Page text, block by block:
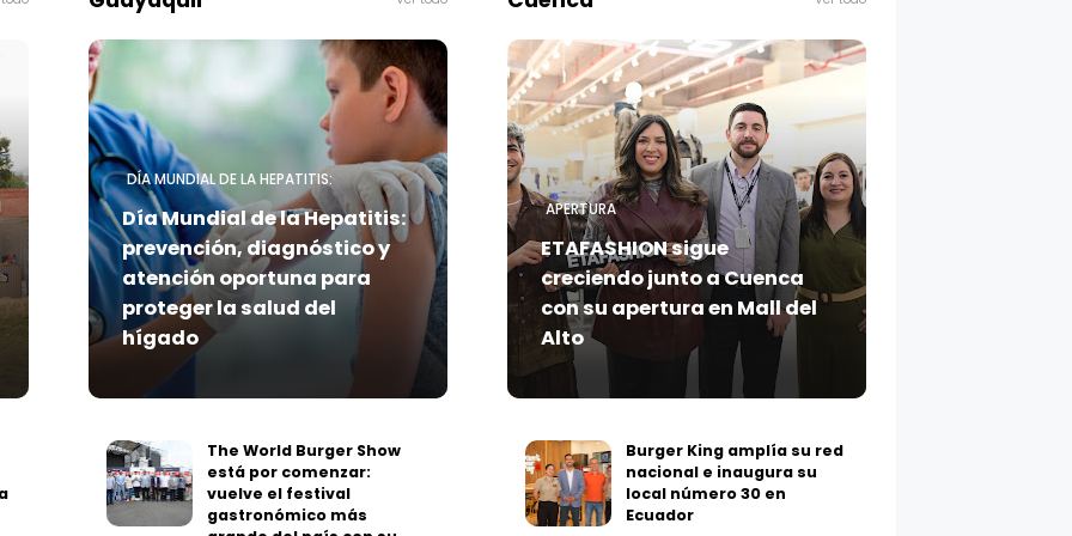
DÍA MUNDIAL DE LA HEPATITIS:
Día Mundial de la Hepatitis:
prevención, diagnóstico y
atención oportuna para
proteger la salud del
hígado
The World Burger Show
está por comenzar:
vuelve el festival
gastronómico más
APERTURA
ETAFASHION sigue
creciendo junto a Cuenca
con su apertura en Mall del
Alto
Burger King amplía su red
nacional e inaugura su
local número 30 en
Ecuador